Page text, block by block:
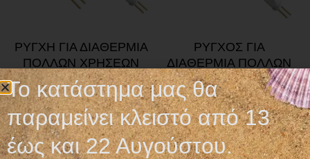
ΡΥΓΧΗ ΓΙΑ ΔΙΑΘΕΡΜΙΑ
ΠΟΛΛΩΝ ΧΡΗΣΕΩΝ
6,40€ – 7,40€
Επιλογή
ΡΥΓΧΟΣ ΓΙΑ
ΔΙΑΘΕΡΜΙΑ ΠΟΛΛΩΝ
ΧΡΗΣΕΩΝ
7,40€
Προσθήκη στο καλάθι
Το κατάστημα μας θα
παραμείνει κλειστό από 13
έως και 22 Αυγούστου.